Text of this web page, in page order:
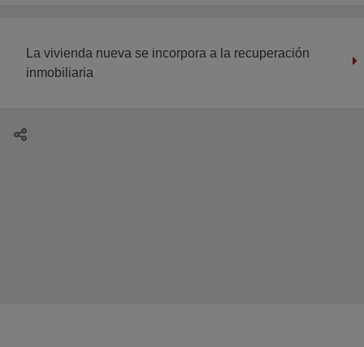
La vivienda nueva se incorpora a la recuperación
inmobiliaria